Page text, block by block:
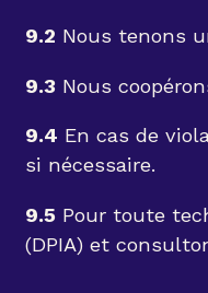
9.2 Nous tenons
9.3Nous
9.4 En cas de
si nécessaire.
9.5Pour toute
(DPIA) et